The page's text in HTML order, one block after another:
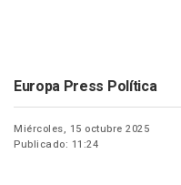
Europa Press Política
Miércoles, 15 octubre 2025
Publicado: 11:24